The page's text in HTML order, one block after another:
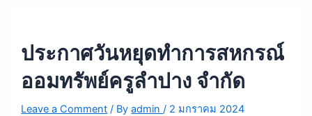
ประกาศวันหยุดทำการสหกรณ์
ออมทรัพย์ครูลำปาง จำกัด
Leave a Comment / Byadmin/ 2 มกราคม 2024